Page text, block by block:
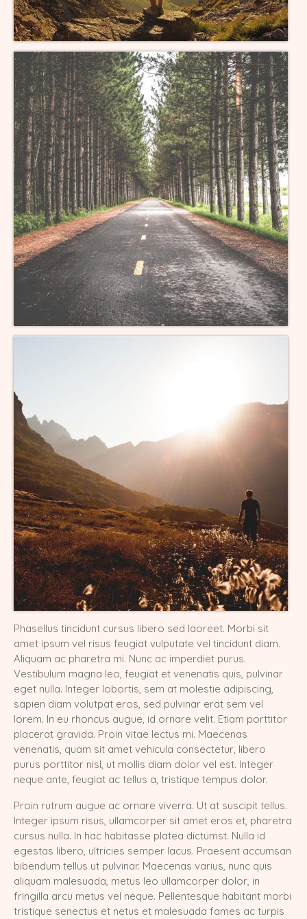
Phasellus tincidunt cursus libero sed laoreet. Morbi sit
amet ipsum vel risus feugiat vulputate vel tincidunt diam.
Aliquam ac pharetra mi. Nunc ac imperdiet purus.
Vestibulum magna leo, feugiat et venenatis quis, pulvinar
eget nulla. Integer lobortis, sem at molestie adipiscing,
sapien diam volutpat eros, sed pulvinar erat sem vel
lorem. In eu rhoncus augue, id ornare velit. Etiam porttitor
placerat gravida. Proin vitae lectus mi. Maecenas
venenatis, quam sit amet vehicula consectetur, libero
purus porttitor nisl, ut mollis diam dolor vel est. Integer
neque ante, feugiat ac tellus a, tristique tempus dolor.
Proin rutrum augue ac ornare viverra. Ut at suscipit tellus.
Integer ipsum risus, ullamcorper sit amet eros et, pharetra
cursus nulla. In hac habitasse platea dictumst. Nulla id
egestas libero, ultricies semper lacus. Praesent accumsan
bibendum tellus ut pulvinar. Maecenas varius, nunc quis
aliquam malesuada, metus leo ullamcorper dolor, in
fringilla arcu metus vel neque. Pellentesque habitant morbi
tristique senectus et netus et malesuada fames ac turpis